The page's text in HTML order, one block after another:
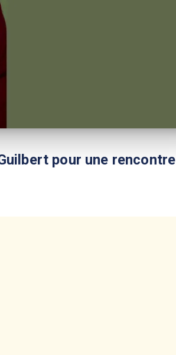
pour une rencontre